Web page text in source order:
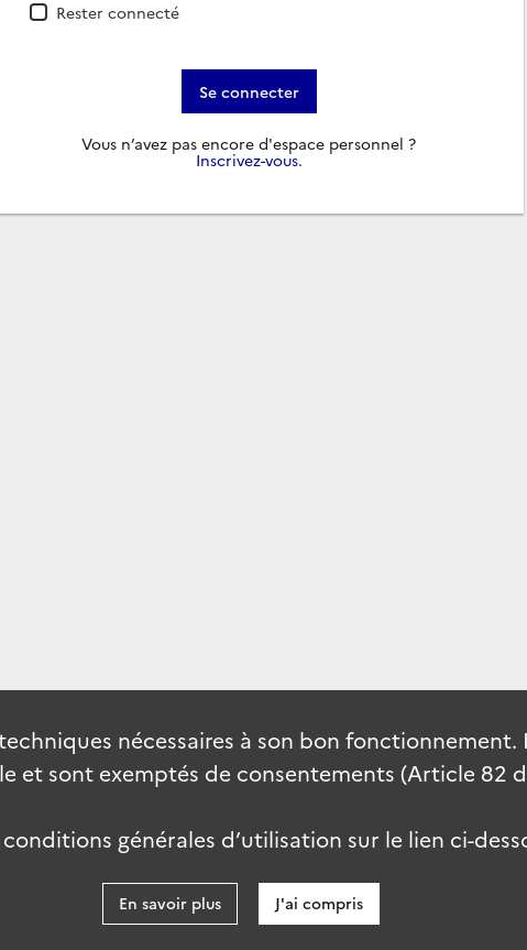
Rester connecté
Se connecter
Vous n’avez pas encore d'espace personnel ?
Inscrivez-vous.
nécessaires à son bon
et sont exemptés de consentements (Article 82
générales d’utilisation sur le lien ci-
En savoir plus J'ai compris